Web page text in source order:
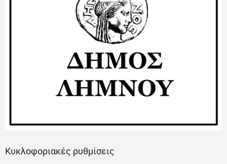
Κυκλοφοριακές ρυθμίσεις